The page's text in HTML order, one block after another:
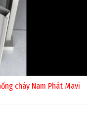
cháy Nam Phát Mavi